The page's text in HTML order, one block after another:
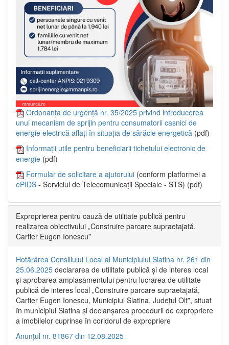
Ordonanța de urgență nr. 35/2025 privind introducerea
unui mecanism de sprijin pentru consumatorii casnici de
energie electrică aflați în situația de sărăcie energetică (pdf)
Informații utile pentru beneficiarii tichetului electronic de
energie (pdf)
Formular de solicitare a ajutorului (conform platformei a
ePIDS - Serviciul de Telecomunicații Speciale - STS) (pdf)
Exproprierea pentru cauză de utilitate publică pentru
realizarea obiectivului „Construire parcare supraetajată,
Cartier Eugen Ionescu”
Hotărârea Consiliului Local al Municipiului Slatina nr. 261 din
25.06.2025 declararea de utilitate publică și de interes local
și aprobarea amplasamentului pentru lucrarea de utilitate
publică de interes local „Construire parcare supraetajată,
Cartier Eugen Ionescu, Municipiul Slatina, Județul Olt”, situat
în municipiul Slatina și declanșarea procedurii de expropriere
a imobilelor cuprinse în coridorul de expropriere
Anunțul nr. 81867 din 12.08.2025